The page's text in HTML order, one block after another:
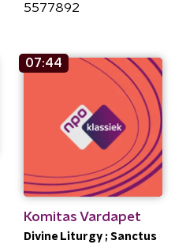
5577892
07:44
Komitas Vardapet
Divine Liturgy ; Sanctus